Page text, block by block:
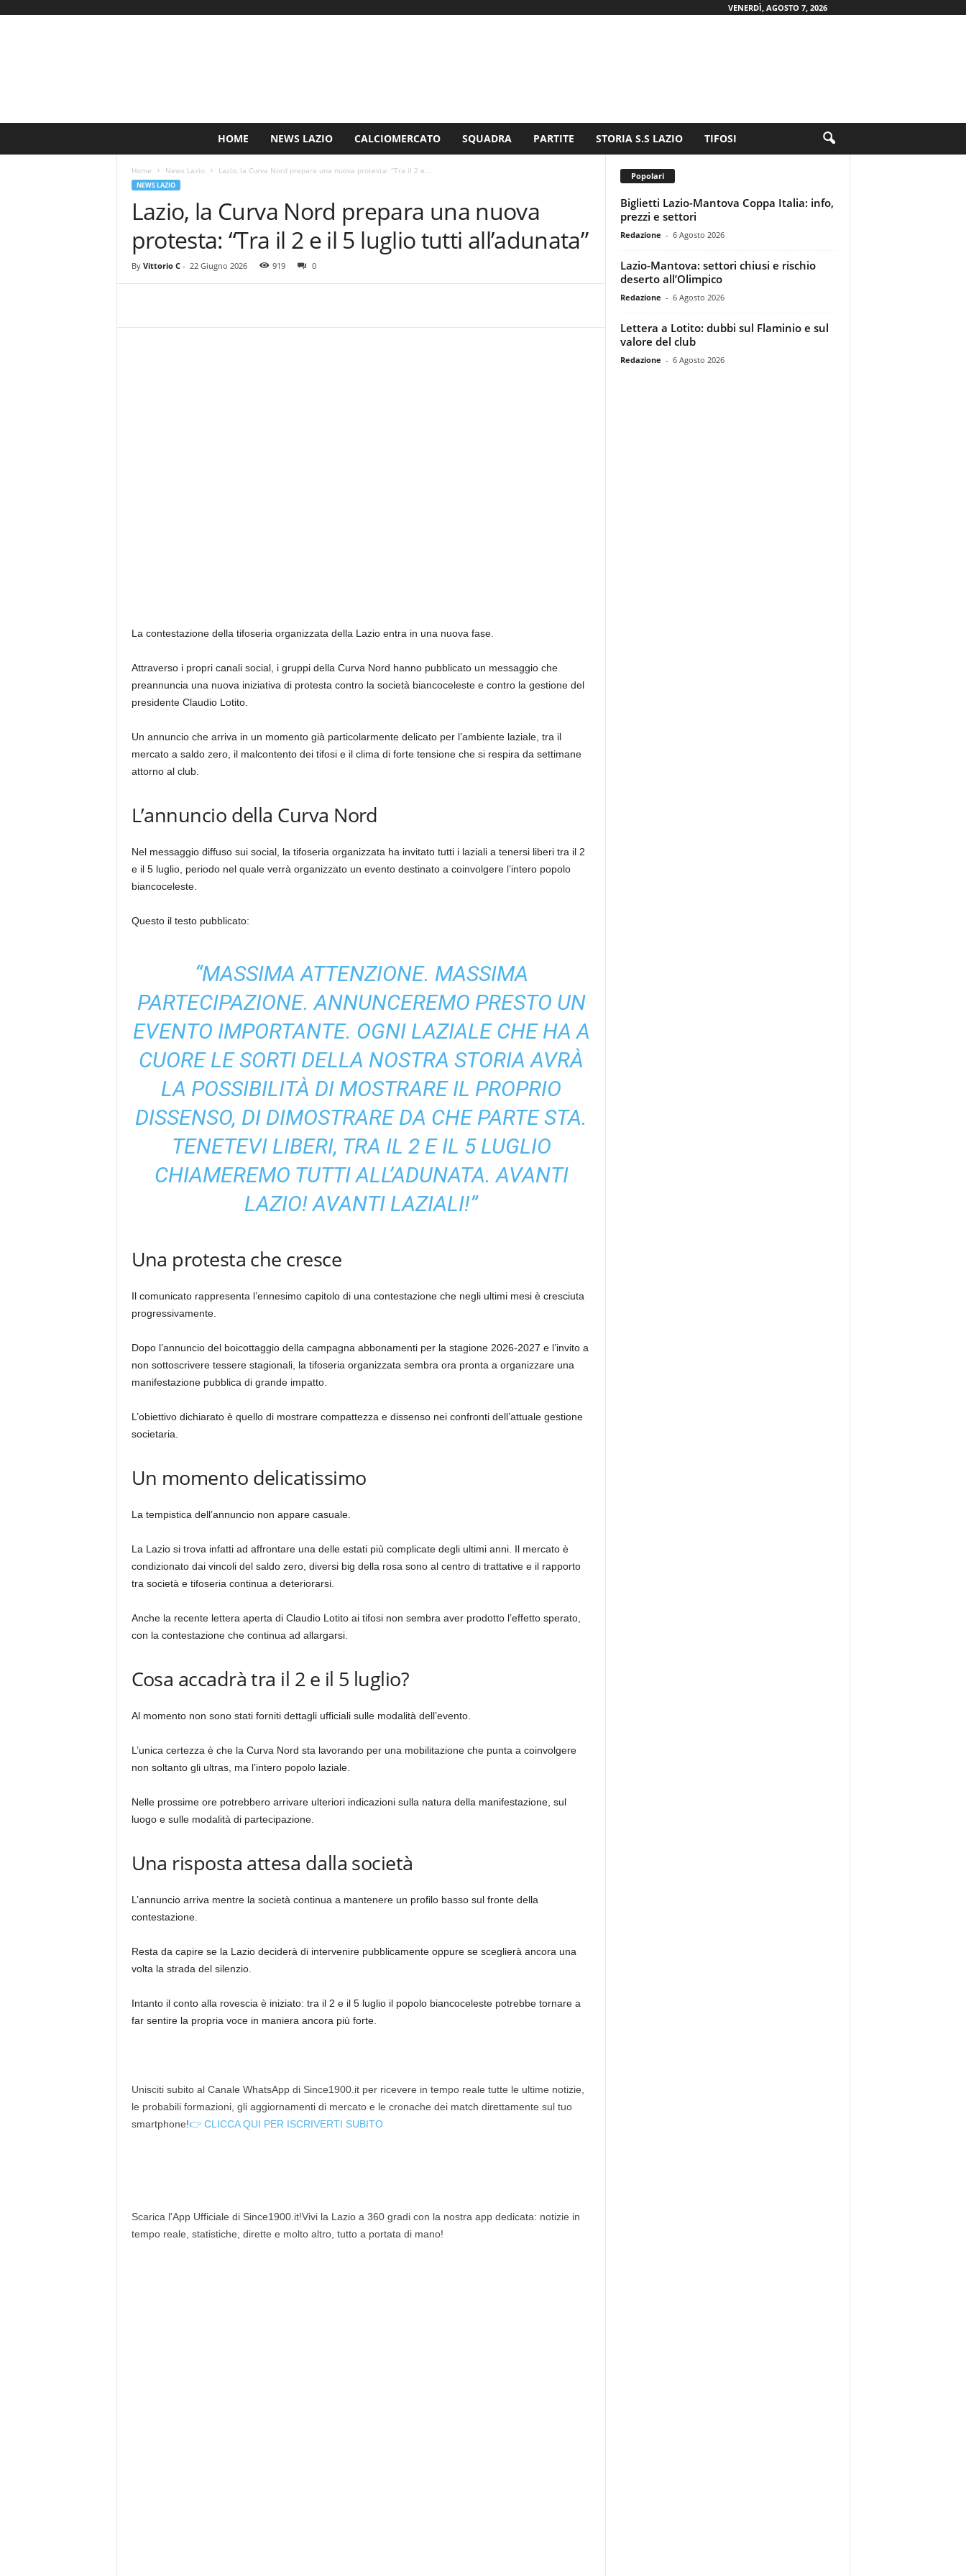
VENERDÌ, AGOSTO 7, 2026
HOME NEWS LAZIO CALCIOMERCATO SQUADRA PARTITE STORIA S.S LAZIO TIFOSI
Home News Lazio Lazio, la Curva Nord prepara una nuova protesta: “Tra il 2 e...
NEWS LAZIO
Lazio, la Curva Nord prepara una nuova
protesta: “Tra il 2 e il 5 luglio tutti all’adunata”
By Vittorio C- 22 Giugno 2026 919 0
La contestazione della tifoseria organizzata della Lazio entra in una nuova fase.
Attraverso i propri canali social, i gruppi della Curva Nord hanno pubblicato un messaggio che
preannuncia una nuova iniziativa di protesta contro la società biancoceleste e contro la gestione del
presidente Claudio Lotito.
Un annuncio che arriva in un momento già particolarmente delicato per l’ambiente laziale, tra il
mercato a saldo zero, il malcontento dei tifosi e il clima di forte tensione che si respira da settimane
attorno al club.
L’annuncio della Curva Nord
Nel messaggio diffuso sui social, la tifoseria organizzata ha invitato tutti i laziali a tenersi liberi tra il 2
e il 5 luglio, periodo nel quale verrà organizzato un evento destinato a coinvolgere l’intero popolo
biancoceleste.
Questo il testo pubblicato:
“MASSIMA ATTENZIONE. MASSIMA
PARTECIPAZIONE. ANNUNCEREMO PRESTO UN
EVENTO IMPORTANTE. OGNI LAZIALE CHE HA A
CUORE LE SORTI DELLA NOSTRA STORIA AVRÀ
LA POSSIBILITÀ DI MOSTRARE IL PROPRIO
DISSENSO, DI DIMOSTRARE DA CHE PARTE STA.
TENETEVI LIBERI, TRA IL 2 E IL 5 LUGLIO
CHIAMEREMO TUTTI ALL’ADUNATA. AVANTI
LAZIO! AVANTI LAZIALI!”
Una protesta che cresce
Il comunicato rappresenta l’ennesimo capitolo di una contestazione che negli ultimi mesi è cresciuta
progressivamente.
Dopo l’annuncio del boicottaggio della campagna abbonamenti per la stagione 2026-2027 e l’invito a
non sottoscrivere tessere stagionali, la tifoseria organizzata sembra ora pronta a organizzare una
manifestazione pubblica di grande impatto.
L’obiettivo dichiarato è quello di mostrare compattezza e dissenso nei confronti dell’attuale gestione
societaria.
Un momento delicatissimo
La tempistica dell’annuncio non appare casuale.
La Lazio si trova infatti ad affrontare una delle estati più complicate degli ultimi anni. Il mercato è
condizionato dai vincoli del saldo zero, diversi big della rosa sono al centro di trattative e il rapporto
tra società e tifoseria continua a deteriorarsi.
Anche la recente lettera aperta di Claudio Lotito ai tifosi non sembra aver prodotto l’effetto sperato,
con la contestazione che continua ad allargarsi.
Cosa accadrà tra il 2 e il 5 luglio?
Al momento non sono stati forniti dettagli ufficiali sulle modalità dell’evento.
L’unica certezza è che la Curva Nord sta lavorando per una mobilitazione che punta a coinvolgere
non soltanto gli ultras, ma l’intero popolo laziale.
Nelle prossime ore potrebbero arrivare ulteriori indicazioni sulla natura della manifestazione, sul
luogo e sulle modalità di partecipazione.
Una risposta attesa dalla società
L’annuncio arriva mentre la società continua a mantenere un profilo basso sul fronte della
contestazione.
Resta da capire se la Lazio deciderà di intervenire pubblicamente oppure se sceglierà ancora una
volta la strada del silenzio.
Intanto il conto alla rovescia è iniziato: tra il 2 e il 5 luglio il popolo biancoceleste potrebbe tornare a
far sentire la propria voce in maniera ancora più forte.
Unisciti subito al Canale WhatsApp di Since1900.it per ricevere in tempo reale tutte le ultime notizie,
le probabili formazioni, gli aggiornamenti di mercato e le cronache dei match direttamente sul tuo
smartphone!👉 CLICCA QUI PER ISCRIVERTI SUBITO
Scarica l'App Ufficiale di Since1900.it!Vivi la Lazio a 360 gradi con la nostra app dedicata: notizie in
tempo reale, statistiche, dirette e molto altro, tutto a portata di mano!
Popolari
Biglietti Lazio-Mantova Coppa Italia: info,
prezzi e settori
Redazione - 6 Agosto 2026
Lazio-Mantova: settori chiusi e rischio
deserto all’Olimpico
Redazione - 6 Agosto 2026
Lettera a Lotito: dubbi sul Flaminio e sul
valore del club
Redazione - 6 Agosto 2026